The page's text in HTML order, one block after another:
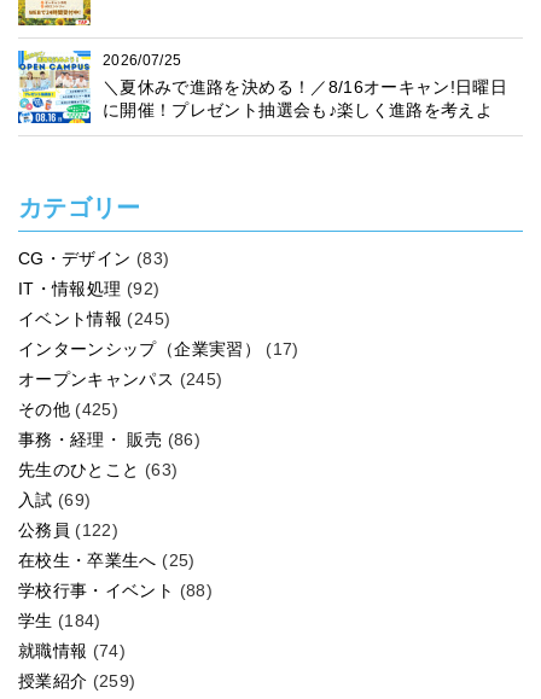
2026/07/25
＼夏休みで進路を決める！／8/16オーキャン!日曜日
に開催！プレゼント抽選会も♪楽しく進路を考えよ
う！
カテゴリー
CG・デザイン (83)
IT・情報処理 (92)
イベント情報 (245)
インターンシップ（企業実習）
(17)
オープンキャンパス (245)
その他 (425)
事務・経理・ 販売 (86)
先生のひとこと (63)
入試 (69)
公務員 (122)
在校生・卒業生へ (25)
学校行事・イベント (88)
学生 (184)
就職情報 (74)
授業紹介 (259)